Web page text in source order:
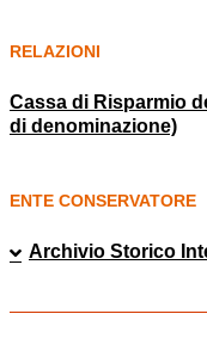
RELAZIONI
Cassa di Risparmio
di denominazione)
ENTE CONSERVATORE
Archivio Storico